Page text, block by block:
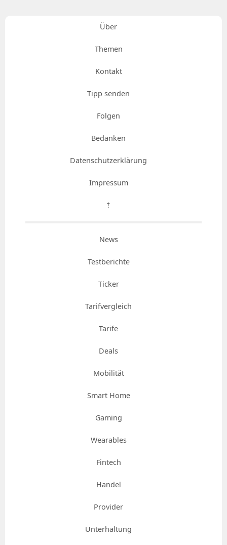
Über
Themen
Kontakt
Tipp senden
Folgen
Bedanken
Datenschutzerklärung
Impressum
⇡
News
Testberichte
Ticker
Tarifvergleich
Tarife
Deals
Mobilität
Smart Home
Gaming
Wearables
Fintech
Handel
Provider
Unterhaltung